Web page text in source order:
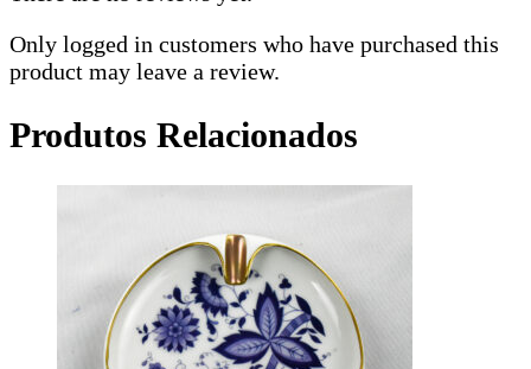
Only logged in customers who have purchased this
product may leave a review.
Produtos Relacionados